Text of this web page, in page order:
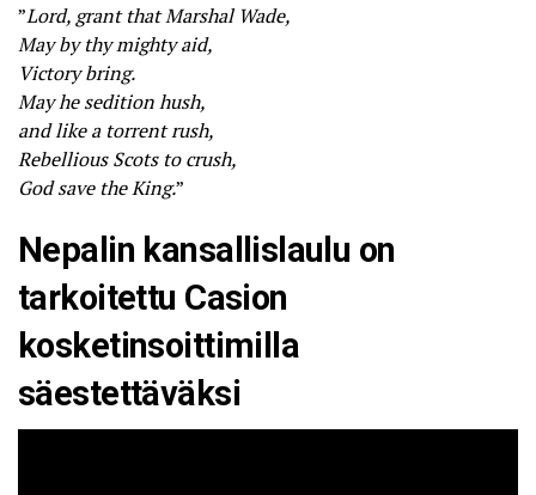
”Lord, grant that Marshal Wade,
May by thy mighty aid,
Victory bring.
May he sedition hush,
and like a torrent rush,
Rebellious Scots to crush,
God save the King.”
Nepalin kansallislaulu on
tarkoitettu Casion
kosketinsoittimilla
säestettäväksi